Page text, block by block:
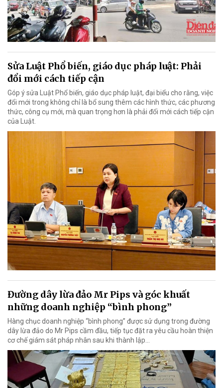
Sửa Luật Phổ biến, giáo dục pháp luật: Phải
đổi mới cách tiếp cận
Góp ý sửa Luật Phổ biến, giáo dục pháp luật, đại biểu cho rằng, việc
đổi mới trong không chỉ là bổ sung thêm các hình thức, các phương
thức, công cụ mới, mà quan trọng hơn là phải đổi mới cách tiếp cận
của Luật.
Đường dây lừa đảo Mr Pips và góc khuất
những doanh nghiệp “bình phong”
Hàng chục doanh nghiệp “bình phong” được sử dụng trong đường
dây lừa đảo do Mr Pips cầm đầu, tiếp tục đặt ra yêu cầu hoàn thiện
cơ chế giám sát pháp nhân sau khi thành lập…